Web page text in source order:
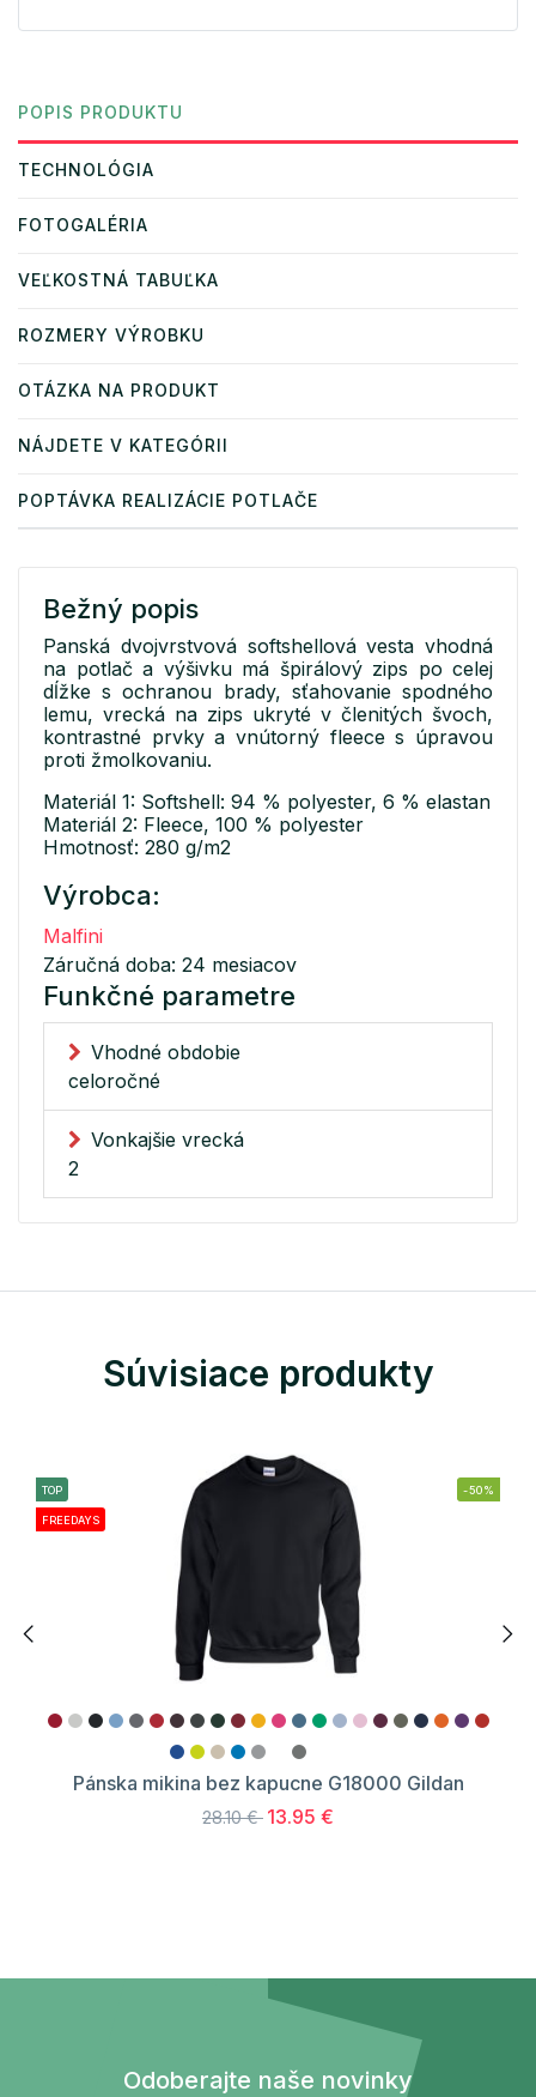
POPIS PRODUKTU
TECHNOLÓGIA
FOTOGALÉRIA
VEĽKOSTNÁ TABUĽKA
ROZMERY VÝROBKU
OTÁZKA NA PRODUKT
NÁJDETE V KATEGÓRII
POPTÁVKA REALIZÁCIE POTLAČE
Bežný popis
Panská dvojvrstvová softshellová vesta vhodná
na potlač a výšivku má špirálový zips po celej
dĺžke s ochranou brady, sťahovanie spodného
lemu, vrecká na zips ukryté v členitých švoch,
kontrastné prvky a vnútorný fleece s úpravou
proti žmolkovaniu.
Materiál 1: Softshell: 94 % polyester, 6 % elastan
Materiál 2: Fleece, 100 % polyester
Hmotnosť: 280 g/m2
Výrobca:
Malfini
Záručná doba: 24 mesiacov
Funkčné parametre
Vhodné obdobie
celoročné
Vonkajšie vrecká
2
Súvisiace produkty
TOP
FREEDAYS
-50%
Pánska mikina bez kapucne G18000 Gildan
28.10 € 13.95 €
Odoberajte naše novinky